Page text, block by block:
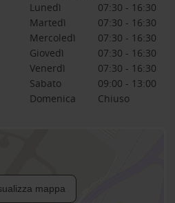
Lunedì
07:30 - 16:30
Martedì
07:30 - 16:30
Mercoledì
07:30 - 16:30
Giovedì
07:30 - 16:30
Venerdì
07:30 - 16:30
Sabato
09:00 - 13:00
Domenica
Chiuso
mappa